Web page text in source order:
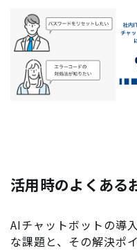
活用時のよくある
AIチャットボットの導
な課題と、その解決ポ